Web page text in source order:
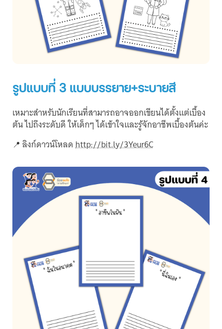
รูปแบบที่ 3 แบบบรรยาย+ระบายสี
เหมาะสำหรับนักเรียนที่สามารถอาจออกเขียนได้ตั้งแต่เบื้อง
ต้น ไปถึงระดับดี ให้เด็กๆ ได้เข้าใจและรู้จักอาชีพเบื้องต้นค่ะ
📍 ลิงก์ดาวน์โหลดhttp://bit.ly/3Yeur6C